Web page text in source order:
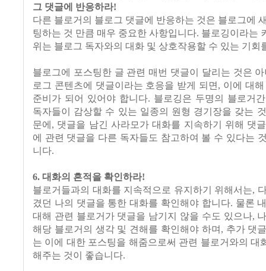
그 댓글에 반응하라!
다른 블로거의 블로그 댓글에 반응하는 것은 블로그에
팅하는 것 만큼 매우 중요한 사항입니다. 블로깅이라는
위는 블로그 독자와의 대화 및 상호작용할 수 있는 기회
블로그에 포스팅한 글 관련 매번 댓글이 달리는 것은
로그 콘텐츠에 댓글이라는 호응을 받게 되면, 이에 대
준비가 되어 있어야 합니다. 블로깅은 두명의 블로거
독자들이 감상할 수 있는 일종의 원형 경기장을 갖는
문에, 댓글을 남긴 사라모가 대화를 지속하기 위해 댓
에 관련 댓글을 다른 독자들도 참고하여 볼 수 있다는
니다.
6. 대화의 흔적을 확인하라!
블로거들과의 대화를 지속적으로 유지하기 위해서는,
겼던 나의 댓글을 통한 대화를 확인해야 합니다. 물론
대해 관련 블로거가 댓글을 남기지 않을 수도 있으나,
해당 블로거의 생각 및 견해를 확인해야 하며, 추가 댓
는 이에 대한 포스팅을 해줌으로써 관련 블로거와의 대
해주는 것이 좋습니다.